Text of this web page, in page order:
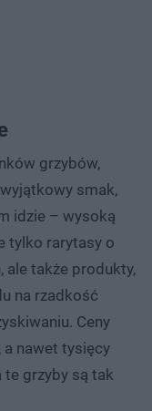
grzybów,
smak,
idzie – wysoką
tylko rarytasy o
także produkty,
na rzadkość
Ceny
nawet tysięcy
te grzyby są tak